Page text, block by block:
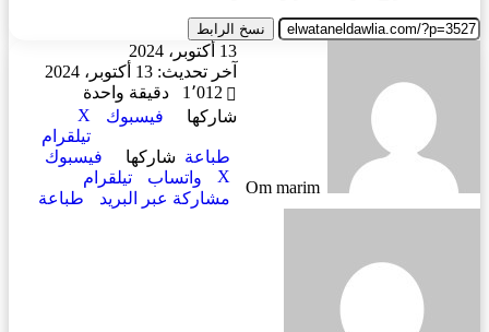
نسخ الرابط
Om marim
أرسل
بريدا
إلكترونيا
13 أكتوبر، 2024
آخر تحديث: 13 أكتوبر، 2024
1٬012
دقيقة واحدة
شاركها
فيسبوك
‫X
تيلقرام
طباعة شاركها
فيسبوك
‫X
واتساب
تيلقرام
مشاركة عبر البريد
طباعة